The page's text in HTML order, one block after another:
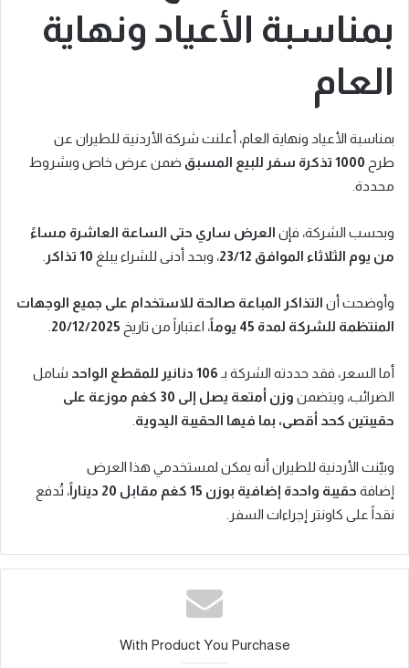
بمناسبة الأعياد ونهاية
العام
بمناسبة الأعياد ونهاية العام، أعلنت شركة الأردنية للطيران عن
طرح 1000 تذكرة سفر للبيع المسبق
ضمن عرض خاص وبشروط
محددة.
وبحسب الشركة، فإن العرض ساري حتى الساعة العاشرة مساءً
من يوم الثلاثاء الموافق 23/12
، وبحد أدنى للشراء يبلغ 10 تذاكر
وأوضحت أن التذاكر المباعة صالحة للاستخدام على جميع الوجهات
المنتظمة للشركة لمدة 45 يوماً
، اعتباراً من تاريخ 20/12/2025
أما السعر، فقد حددته الشركة بـ 106 دنانير للمقطع الواحد
شامل
الضرائب، ويتضمن
وزن أمتعة يصل إلى 30 كغم موزعة على
حقيبتين كحد أقصى، بما فيها الحقيبة اليدوية
وبيّنت الأردنية للطيران أنه يمكن لمستخدمي هذا العرض
إضافة حقيبة واحدة إضافية بوزن 15 كغم مقابل 20 ديناراً
، تُدفع
نقداً على كاونتر إجراءات السفر.
With Product You Purchase